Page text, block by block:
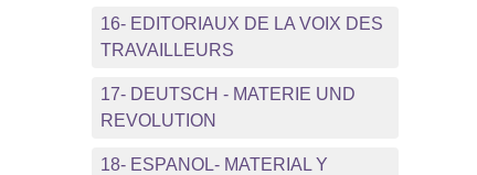
16- EDITORIAUX DE LA VOIX DES
TRAVAILLEURS
17- DEUTSCH - MATERIE UND
REVOLUTION
18- ESPANOL- MATERIAL Y